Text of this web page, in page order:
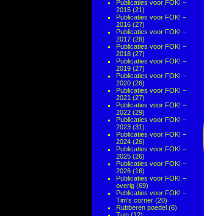
Publicaties voor FOK! –
2015 (21)
Publicaties voor FOK! –
2016 (27)
Publicaties voor FOK! –
2017 (28)
Publicaties voor FOK! –
2018 (27)
Publicaties voor FOK! –
2019 (27)
Publicaties voor FOK! –
2020 (26)
Publicaties voor FOK! –
2021 (27)
Publicaties voor FOK! –
2022 (29)
Publicaties voor FOK! –
2023 (31)
Publicaties voor FOK! –
2024 (26)
Publicaties voor FOK! –
2025 (26)
Publicaties voor FOK! –
2026 (16)
Publicaties voor FOK! –
overig (69)
Publicaties voor FOK! –
Tim's corner (20)
Rubberen poedel (6)